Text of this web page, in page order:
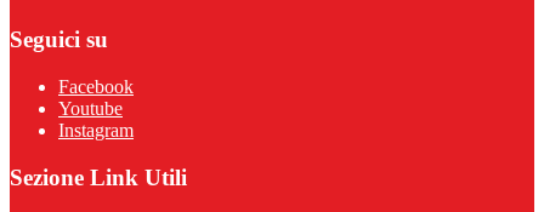
Seguici su
Facebook
Youtube
Instagram
Sezione Link Utili